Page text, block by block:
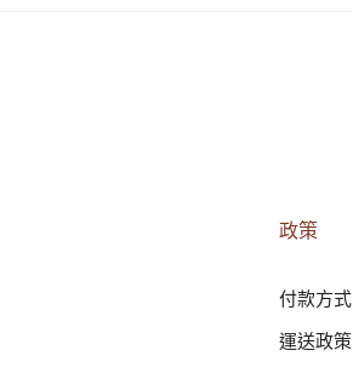
政策
付款方式
運送政策